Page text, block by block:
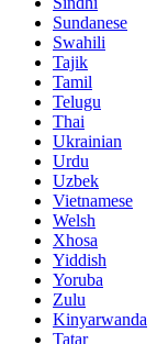
Sundanese
Swahili
Tajik
Tamil
Telugu
Thai
Ukrainian
Urdu
Uzbek
Vietnamese
Welsh
Xhosa
Yiddish
Yoruba
Zulu
Kinyarwanda
Tatar